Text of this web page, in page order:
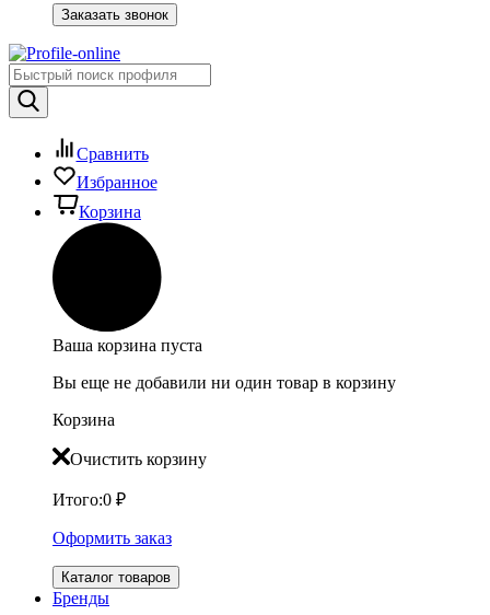
Заказать звонок
Сравнить
Избранное
Корзина
Ваша корзина пуста
Вы еще не добавили ни один товар в корзину
Корзина
Очистить корзину
Итого:0 ₽
Оформить заказ
Каталог товаров
Бренды